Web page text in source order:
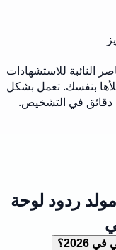
النائبة للاستشهادات
بنفسك. تعمل بشكل
جيد لمواد MBA الثلاث — أُنشئ ثم أقضي 10 دقائق في التشخيص.
أسئلة شائعة حول Musely مولد ردود لوحة